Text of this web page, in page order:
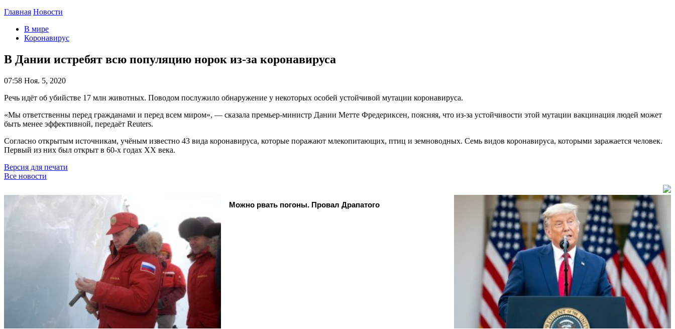
Главная Новости
В мире
Коронавирус
В Дании истребят всю популяцию норок из-за коронавируса
07:58 Ноя. 5, 2020
Речь идёт об убийстве 17 млн животных. Поводом послужило обнаружение у некоторых особей устойчивой мутации коронавируса.
«Мы ответственны перед гражданами и перед всем миром», — сказала премьер-министр Дании Метте Фредериксен, поясняя, что из-за устойчивости этой мутации вакцинация людей может
быть менее эффективной, передаёт Reuters.
Согласно открытым источникам, учёным известно 43 вида коронавируса, которые поражают млекопитающих, птиц и земноводных. Семь видов коронавируса, которыми заражается человек.
Первый из них был открыт в 60-х годах ХХ века.
Версия для печати
Все новости
Можно рвать погоны. Провал Драпатого